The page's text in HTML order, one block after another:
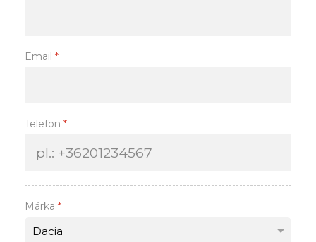
Email *
Telefon *
Márka *